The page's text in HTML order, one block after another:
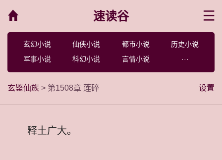
速读谷
玄幻小说 仙侠小说 都市小说
历史小说
军事小说
科幻小说 言情小说 ···
设置
玄鉴仙族 > 第1508章 莲碎
释土广大。